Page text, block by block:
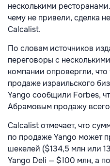
несколькими
чему не привели, сделка
Calcalist.
По словам источников
переговоры с
компании опровергли, что
продаже израильского
Yango сообщили Forbes,
Абрамовым продажу всего
Calcalist отмечает, что
по продаже Yango может
шекелей ($134,5 млн или
Yango Deli — $100 млн, а